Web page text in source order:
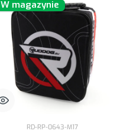
W magazynie
RD-RP-0643-M17